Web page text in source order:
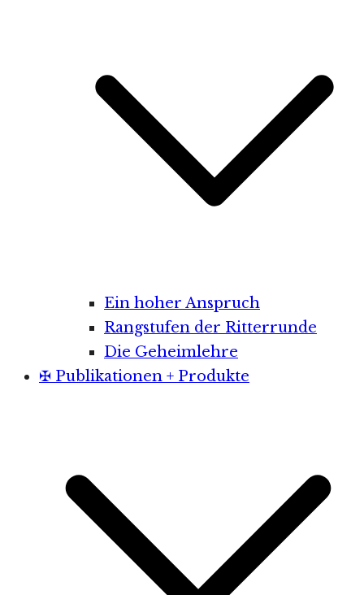
Ein hoher Anspruch
Rangstufen der Ritterrunde
Die Geheimlehre
✠ Publikationen + Produkte